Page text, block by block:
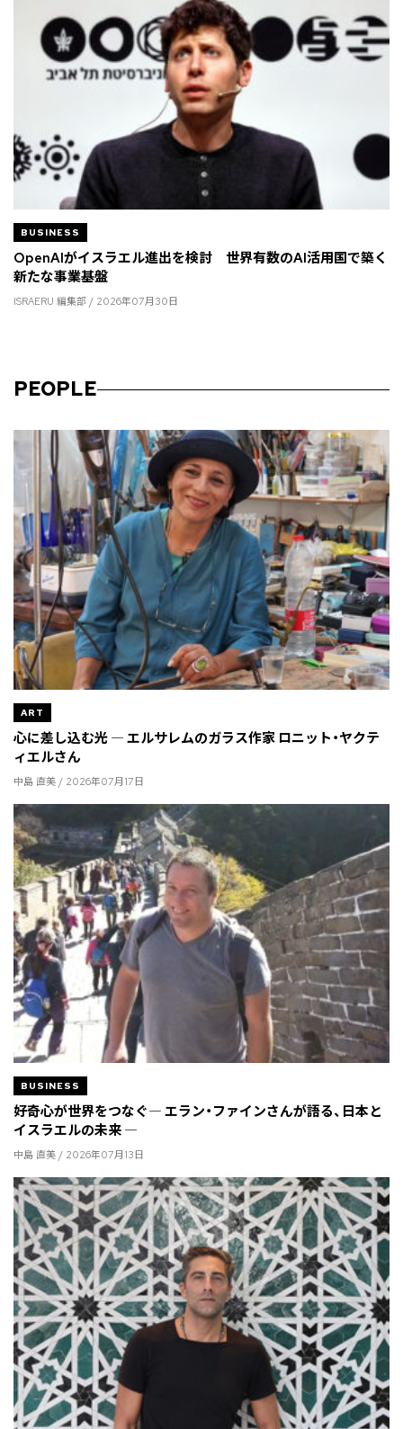
BUSINESS
OpenAIがイスラエル進出を検討 世界有数のAI活用国で築く
新たな事業基盤
ISRAERU 編集部 / 2026年07月30日
PEOPLE
ART
心に差し込む光 ― エルサレムのガラス作家 ロニット・ヤクテ
ィエルさん
中島 直美 / 2026年07月17日
BUSINESS
好奇心が世界をつなぐ― エラン・ファインさんが語る、日本と
イスラエルの未来 ―
中島 直美 / 2026年07月13日